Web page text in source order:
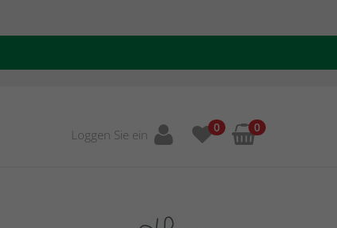
Loggen Sie ein 0 0